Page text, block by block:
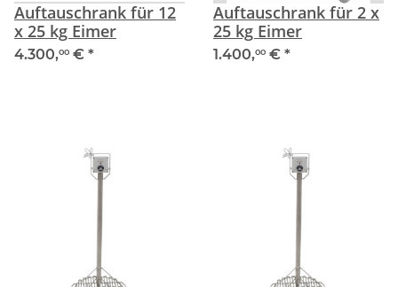
Auftauschrank für 12
x 25 kg Eimer
4.300,00 € *
Auftauschrank für 2 x
25 kg Eimer
1.400,00 € *